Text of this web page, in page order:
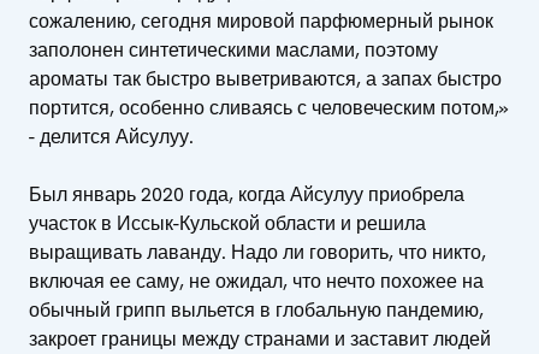
сожалению, сегодня мировой парфюмерный рынок
заполонен синтетическими маслами, поэтому
ароматы так быстро выветриваются, а запах быстро
портится, особенно сливаясь с человеческим потом,»
- делится Айсулуу.
Был январь 2020 года, когда Айсулуу приобрела
участок в Иссык-Кульской области и решила
выращивать лаванду. Надо ли говорить, что никто,
включая ее саму, не ожидал, что нечто похожее на
обычный грипп выльется в глобальную пандемию,
закроет границы между странами и заставит людей